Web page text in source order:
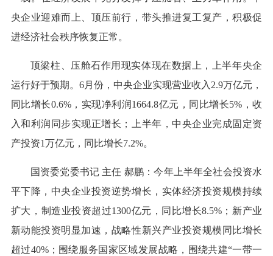
央企业迎难而上、顶压前行，带头推进复工复产，积极促
进经济社会秩序恢复正常。
顶梁柱、压舱石作用现实体现在数据上，上半年央企
运行好于预期。6月份，中央企业实现营业收入2.9万亿元，
同比增长0.6%，实现净利润1664.8亿元，同比增长5%，收
入和利润同步实现正增长；上半年，中央企业完成固定资
产投资1万亿元，同比增长7.2%。
国资委党委书记 主任 郝鹏：今年上半年全社会投资水
平下降，中央企业投资逆势增长，实体经济投资规模持续
扩大，制造业投资超过1300亿元，同比增长8.5%；新产业
新动能投资明显加速，战略性新兴产业投资规模同比增长
超过40%；围绕服务国家区域发展战略，围绕共建“一带一